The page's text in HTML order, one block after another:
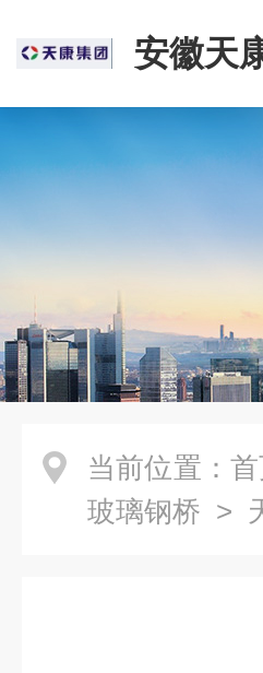
安徽天
司
当前位置：
玻璃钢桥 >